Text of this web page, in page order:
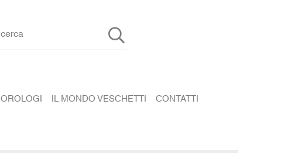
cerca
OROLOGI IL MONDO VESCHETTI CONTATTI